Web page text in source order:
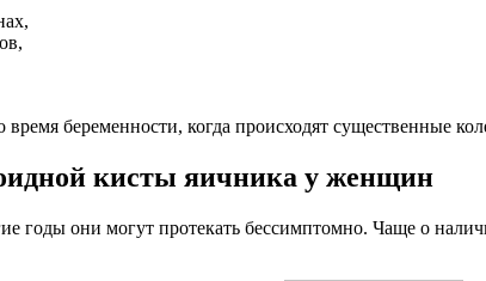
беременности, когда происходят существенные
кисты яичника у женщин
годы они могут протекать бессимптомно. Чаще о